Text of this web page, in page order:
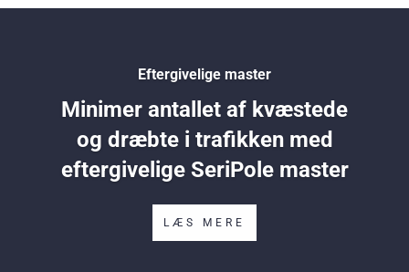
Eftergivelige master
Minimer antallet af kvæstede
og dræbte i trafikken med
eftergivelige SeriPole master
LÆS MERE